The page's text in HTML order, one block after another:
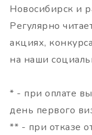
Новосибирск и
Регулярно
акциях,
на наши
* - при оплате
день первого
** - при отказе